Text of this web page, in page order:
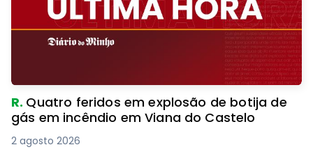
R. Quatro feridos em explosão de botija de
gás em incêndio em Viana do Castelo
2 agosto 2026